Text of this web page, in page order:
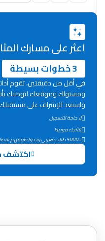
دليل المهن
ما يزيد عن 149 مهنة
دليل التوجيه
التوجيه بالثانوي و الإعدادي
اعثر على مسارك
3 خطوات بسيطة
في أقل من دقيقتين، تقوم
ومستواك وموقعك لتوصيك
واستعد للإشراف على
لا حاجة للتسجيل
نتائجك فورية!
+5000 طالب مغربي وجدوا طريقهم بفضل 9rayti.
اكتشف